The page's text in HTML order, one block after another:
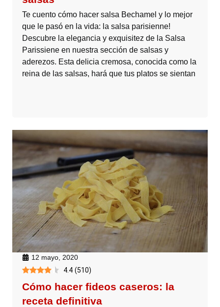
Te cuento cómo hacer salsa Bechamel y lo mejor
que le pasó en la vida: la salsa parisienne!
Descubre la elegancia y exquisitez de la Salsa
Parissiene en nuestra sección de salsas y
aderezos. Esta delicia cremosa, conocida como la
reina de las salsas, hará que tus platos se sientan
12 mayo, 2020
4.4 (510)
Cómo hacer fideos caseros: la
receta definitiva